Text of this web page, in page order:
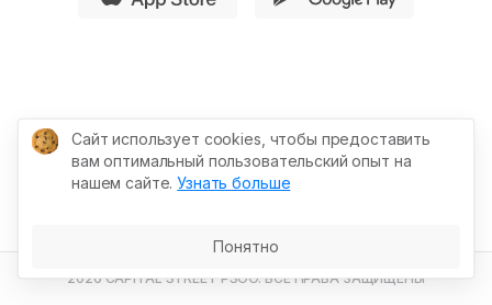
2026 CAPITAL STREET PSOO. ВСЕ ПРАВА ЗАЩИЩЕНЫ
Сайт использует cookies, чтобы предоставить
вам оптимальный пользовательский опыт на
нашем сайте.Узнать больше
Понятно